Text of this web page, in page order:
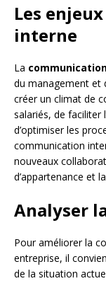
Les
interne
La
du management et
créer un climat de
salariés, de faciliter
d’optimiser les
communication
nouveaux
d’appartenance et
Analyser
Pour améliorer la
entreprise, il
de la situation